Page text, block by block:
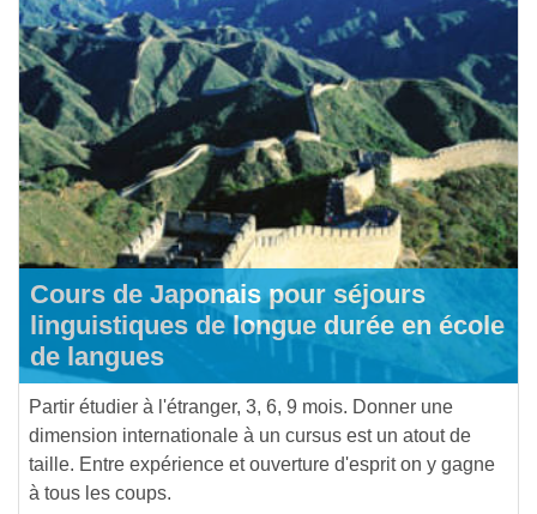
Cours de Japonais pour séjours
linguistiques de longue durée en école
de langues
Partir étudier à l'étranger, 3, 6, 9 mois. Donner une
dimension internationale à un cursus est un atout de
taille. Entre expérience et ouverture d'esprit on y gagne
à tous les coups.